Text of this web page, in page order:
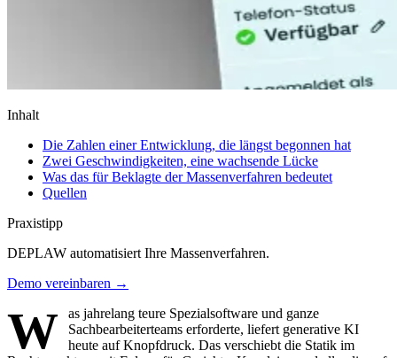
Inhalt
Die Zahlen einer Entwicklung, die längst begonnen hat
Zwei Geschwindigkeiten, eine wachsende Lücke
Was das für Beklagte der Massenverfahren bedeutet
Quellen
Praxistipp
DEPLAW automatisiert Ihre Massenverfahren.
Demo vereinbaren →
W
as jahrelang teure Spezialsoftware und ganze
Sachbearbeiterteams erforderte, liefert generative KI
heute auf Knopfdruck. Das verschiebt die Statik im